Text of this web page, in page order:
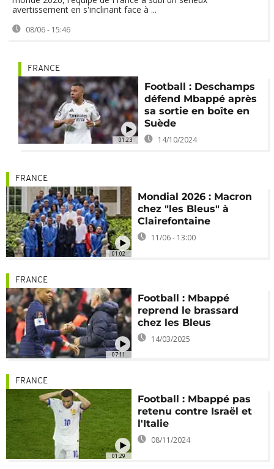
avertissement en s'inclinant face à ...
08/06 - 15:46
01:23
FRANCE
Football : Deschamps
défend Mbappé après
sa sortie en boîte en
Suède
14/10/2024
01:02
FRANCE
Mondial 2026 : Macron
chez "les Bleus" à
Clairefontaine
11/06 - 13:00
07:11
FRANCE
Football : Mbappé
reprend le brassard
chez les Bleus
14/03/2025
01:29
FRANCE
Football : Mbappé pas
retenu contre Israël et
l'Italie
08/11/2024